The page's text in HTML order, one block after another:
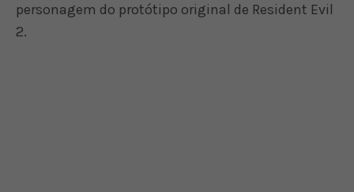
personagem do protótipo original de Resident Evil
2.